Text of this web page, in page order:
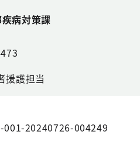
病対策課
援護担当
001-20240726-004249